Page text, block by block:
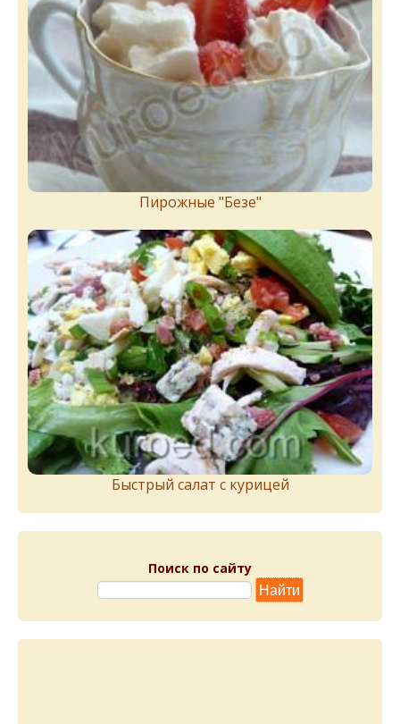
Пирожныe "Бeзe"
Быстрый салат с курицей
Поиск по сайту